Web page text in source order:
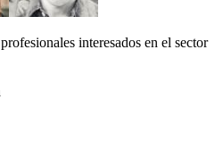
interesados en el sector